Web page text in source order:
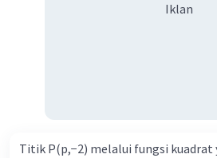
Iklan
Titik P(p,−2) melalui fungsi kuadrat